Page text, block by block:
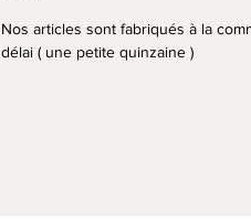
Nos articles sont fabriqués à la
délai ( une petite quinzaine )